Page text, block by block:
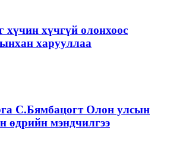
хүчин хүчгүй олонхоос
харууллаа
С.Бямбацогт Олон улсын
өдрийн мэндчилгээ